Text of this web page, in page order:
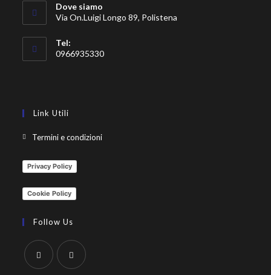
Dove siamo
Via On.Luigi Longo 89, Polistena
Tel:
0966935330
Link Utili
Termini e condizioni
Privacy Policy
Cookie Policy
Follow Us